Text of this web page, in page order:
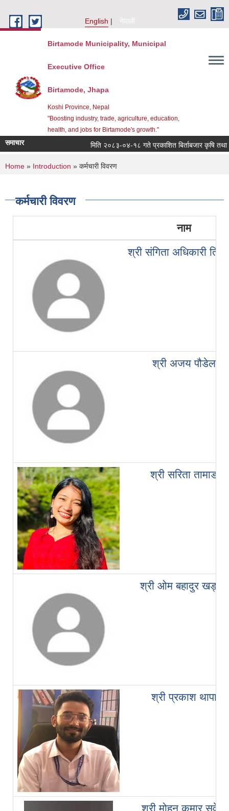
English
नेपाली
Birtamode Municipality, Municipal
Executive Office
Birtamode, Jhapa
Koshi Province, Nepal
"Boosting industry, trade, agriculture, education,
health, and jobs for Birtamode's growth."
समाचार मिति २०८३-०४-१८ गते प्रकाशित बिर्ताबजार कृषि तथा
You are here
Home » Introduction » कर्मचारी विवरण
कर्मचारी विवरण
नाम
श्री संगिता अधिकारी
श्री अजय पौडेल
श्री सरिता तामाङ
श्री ओम बहादुर खड्का
श्री प्रकाश थापा
श्री मोहन कुमार सुवेदी